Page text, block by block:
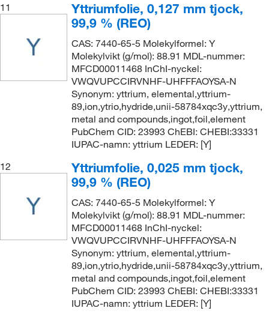
11
Yttriumfolie, 0,127 mm tjock,
99,9 % (REO)
CAS: 7440-65-5 Molekylformel: Y
Molekylvikt (g/mol): 88.91 MDL-nummer:
MFCD00011468 InChI-nyckel:
VWQVUPCCIRVNHF-UHFFFAOYSA-N
Synonym: yttrium, elemental,yttrium-
89,ion,ytrio,hydride,unii-58784xqc3y,yttrium,
metal and compounds,ingot,foil,element
PubChem CID: 23993 ChEBI: CHEBI:33331
IUPAC-namn: yttrium LEDER: [Y]
12
Yttriumfolie, 0,025 mm tjock,
99,9 % (REO)
CAS: 7440-65-5 Molekylformel: Y
Molekylvikt (g/mol): 88.91 MDL-nummer:
MFCD00011468 InChI-nyckel:
VWQVUPCCIRVNHF-UHFFFAOYSA-N
Synonym: yttrium, elemental,yttrium-
89,ion,ytrio,hydride,unii-58784xqc3y,yttrium,
metal and compounds,ingot,foil,element
PubChem CID: 23993 ChEBI: CHEBI:33331
IUPAC-namn: yttrium LEDER: [Y]